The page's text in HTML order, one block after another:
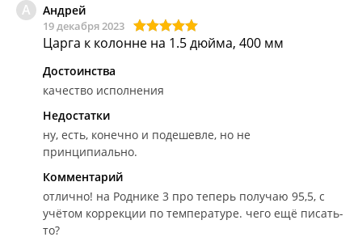
А Андрей
19 декабря 2023
Царга к колонне на 1.5 дюйма, 400 мм
Достоинства
качество исполнения
Недостатки
ну, есть, конечно и подешевле, но не
принципиально.
Комментарий
отлично! на Роднике 3 про теперь получаю 95,5, с
учётом коррекции по температуре. чего ещё писать-
то?